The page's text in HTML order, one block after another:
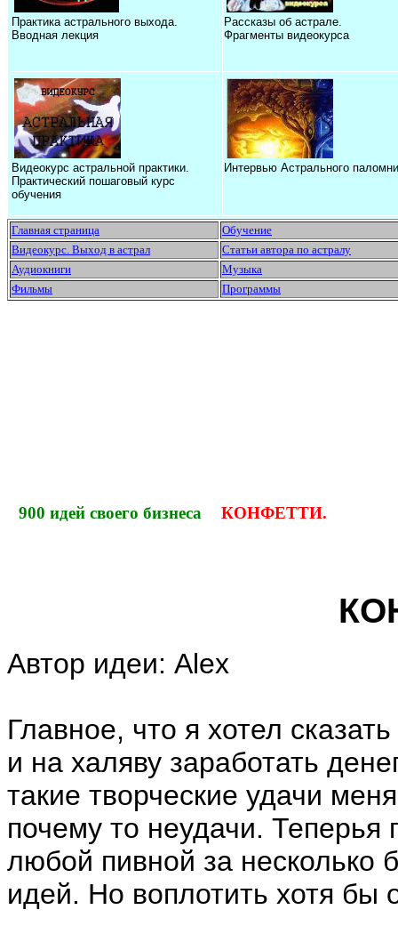
Практика астрального выхода.
Вводная лекция
Рассказы об астрале.
Фрагменты видеокурса
Видеокурс астральной практики.
Практический пошаговый курс
обучения
Интервью Астрального
Главная страница
Обучение
Видеокурс. Выход в астрал
Статьи автора по астралу
Аудиокниги
Музыка
Фильмы
Программы
900 идей своего бизнеса КОНФЕТТИ.
Автор идеи: Alex
Главное, что я хотел
и на халяву заработать
такие творческие удачи
почему то неудачи.
любой пивной за несколько
идей. Но воплотить хотя бы